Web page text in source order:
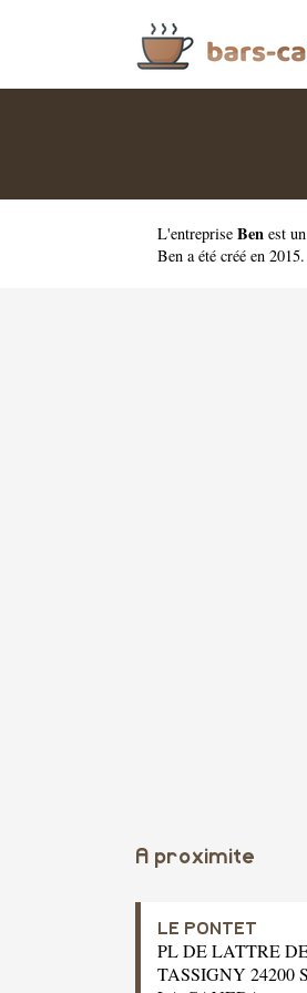
L'entreprise Ben est un
Ben a été créé en 2015.
A proximite
LE PONTET
PL DE LATTRE
TASSIGNY 24200